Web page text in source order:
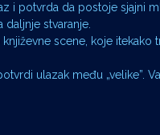
i potvrda da postoje sjajni
stvaranje.
scene, koje itekako
ulazak među „velike”.